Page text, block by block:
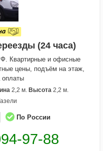
(24 часа)
Квартирные и офисные
цены, подъём на этаж,
2,2 м. Высота 2,2 м.
По России